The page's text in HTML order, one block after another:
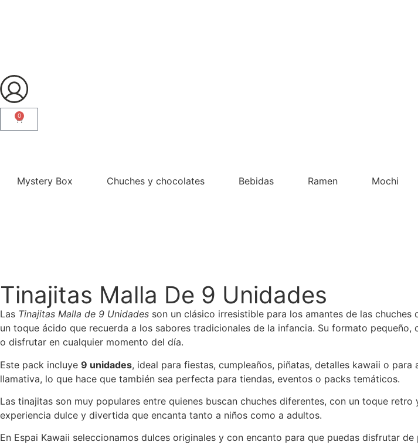
0
Mystery Box Chuches y chocolates Bebidas Ramen Mochi
Tinajitas Malla De 9 Unidades
Las Tinajitas Malla de 9 Unidades son un clásico irresistible para los amantes de las
un toque ácido que recuerda a los sabores tradicionales de la infancia. Su formato
o disfrutar en cualquier momento del día.
Este pack incluye 9 unidades, ideal para fiestas, cumpleaños, piñatas, detalles kawaii o
llamativa, lo que hace que también sea perfecta para tiendas, eventos o packs temáticos.
Las tinajitas son muy populares entre quienes buscan chuches diferentes, con un toque
experiencia dulce y divertida que encanta tanto a niños como a adultos.
En Espai Kawaii seleccionamos dulces originales y con encanto para que puedas disfrutar